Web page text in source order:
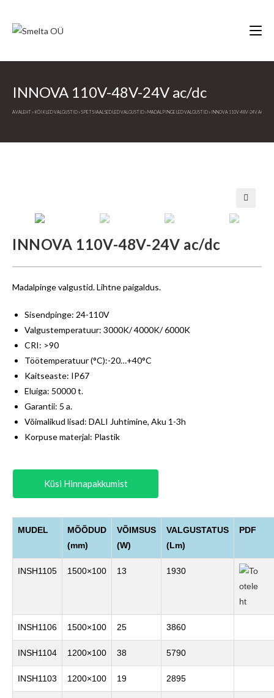
content
INNOVA 110V-48V-24V ac/dc
AVALEHT» KÕIK LED VALGUSTID»SPETSIAALSED LED VALGUSTID»MADALPINGE LED VALGUSTID» INNOVA 110V-48V-24V AC/DC
INNOVA 110V-48V-24V ac/dc
Madalpinge valgustid. Lihtne paigaldus.
Sisendpinge: 24-110V
Valgustemperatuur: 3000K/ 4000K/ 6000K
CRI: >90
Töötemperatuur (°C):-20…+40°C
Kaitseaste: IP67
Eluiga: 50000 t.
Garantii: 5 a.
Võimalikud lisad: DALI Juhtimine, Aku 1-3h
Korpuse materjal: Plastik
Küsi Hinnapakkumist
MUDEL
MÕÕDUD
(mm)
VÕIMSUS
(W)
VALGUSTATUS
(Lm)
PDF
INSH1105 1500×100 13 1930
INSH1106 1500×100 25 3860
INSH1104 1200×100 38 5790
INSH1103 1200×100 19 2895